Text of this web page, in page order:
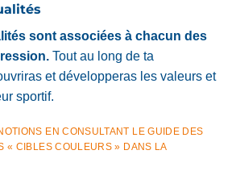
sont associées à chacun des
Tout au long de ta
et développeras les valeurs et
sportif.
EN CONSULTANT LE GUIDE DES
« CIBLES COULEURS » DANS LA